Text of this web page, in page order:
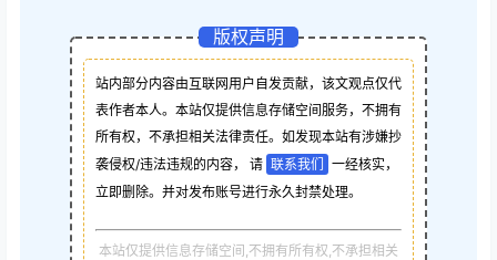
版权声明
站内部分内容由互联网用户自发贡献，该文观点仅代
表作者本人。本站仅提供信息存储空间服务，不拥有
所有权，不承担相关法律责任。如发现本站有涉嫌抄
袭侵权/违法违规的内容， 请 联系我们
一经核实，
立即删除。并对发布账号进行永久封禁处理。
本站仅提供信息存储空间,不拥有所有权,不承担相关